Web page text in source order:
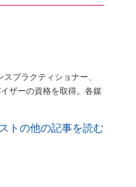
プラクティショナー、
ザーの資格を取得。各媒
トの他の記事を読む